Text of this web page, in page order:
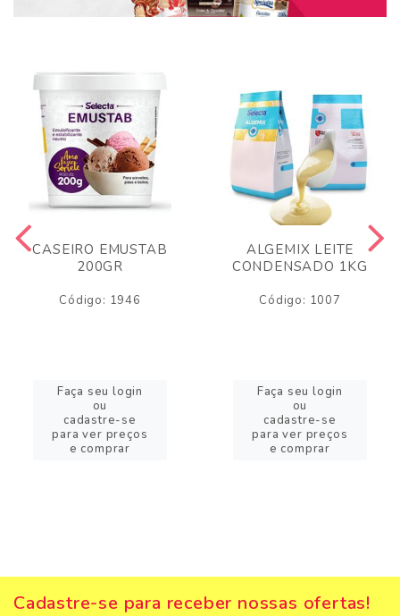
CASEIRO EMUSTAB
200GR
Código: 1946
Faça seu login
ou
cadastre-se
para ver preços
e comprar
ALGEMIX LEITE
CONDENSADO 1KG
Código: 1007
Faça seu login
ou
cadastre-se
para ver preços
e comprar
Cadastre-se para receber nossas ofertas!